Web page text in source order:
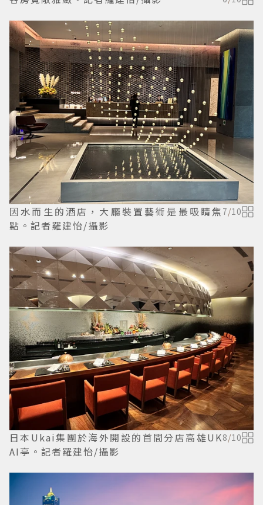
因水而生的酒店，大廳裝置藝術是最吸睛焦
點。記者羅建怡/攝影
7/10
日本Ukai集團於海外開設的首間分店高雄UK
AI亭。記者羅建怡/攝影
8/10